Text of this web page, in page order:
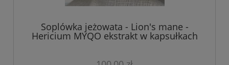
Soplówka jeżowata - Lion's mane -
Hericium MYQO ekstrakt w kapsułkach